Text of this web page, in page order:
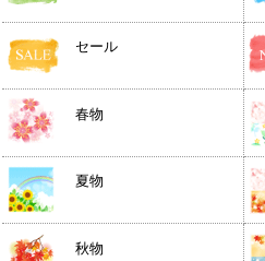
セール
春物
夏物
秋物